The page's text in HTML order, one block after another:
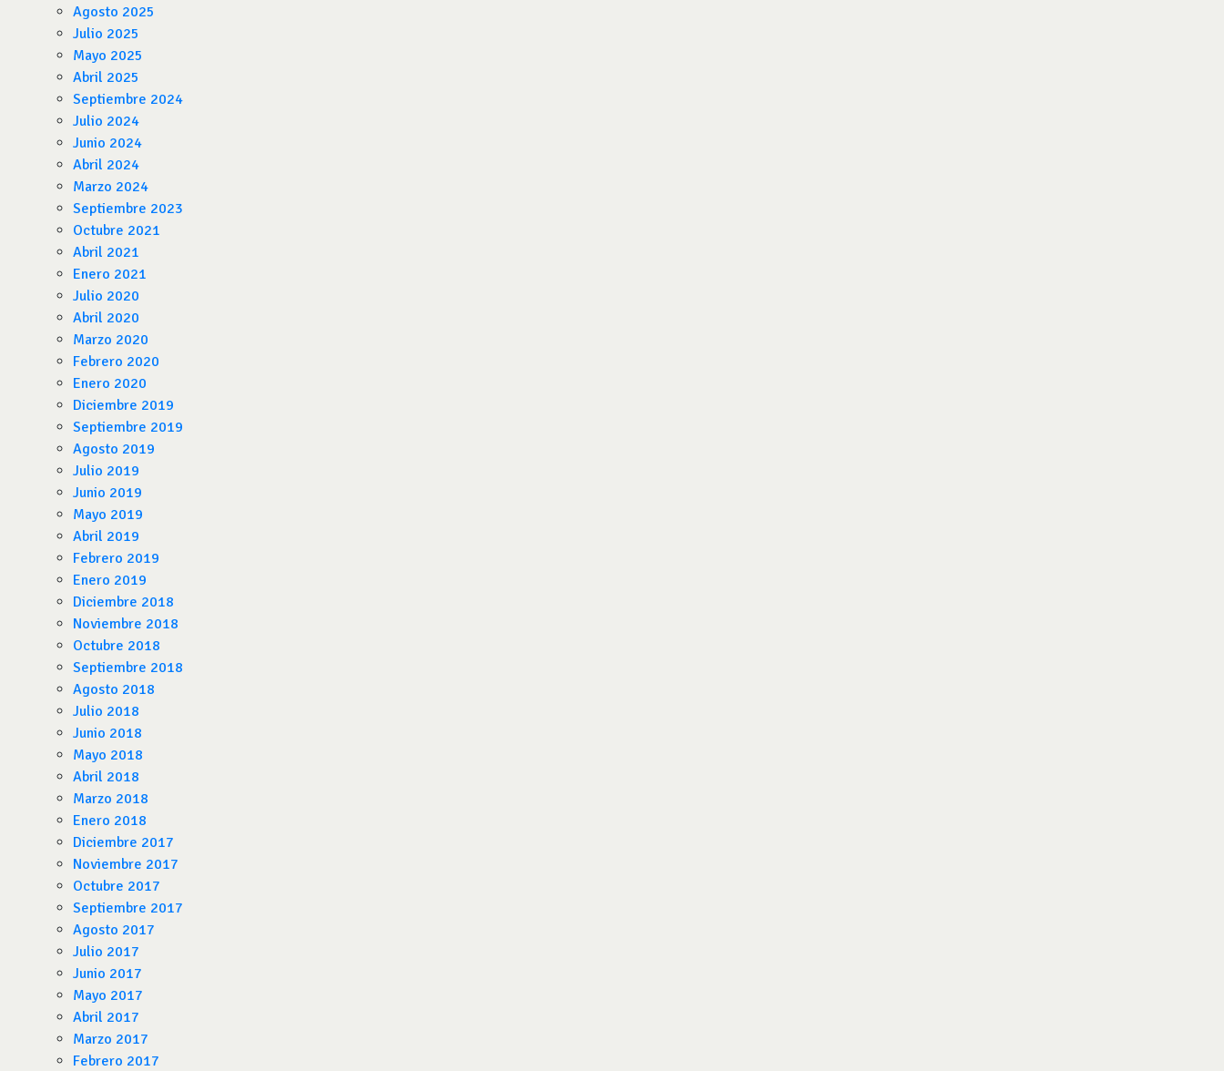
Agosto 2025
Julio 2025
Mayo 2025
Abril 2025
Septiembre 2024
Julio 2024
Junio 2024
Abril 2024
Marzo 2024
Septiembre 2023
Octubre 2021
Abril 2021
Enero 2021
Julio 2020
Abril 2020
Marzo 2020
Febrero 2020
Enero 2020
Diciembre 2019
Septiembre 2019
Agosto 2019
Julio 2019
Junio 2019
Mayo 2019
Abril 2019
Febrero 2019
Enero 2019
Diciembre 2018
Noviembre 2018
Octubre 2018
Septiembre 2018
Agosto 2018
Julio 2018
Junio 2018
Mayo 2018
Abril 2018
Marzo 2018
Enero 2018
Diciembre 2017
Noviembre 2017
Octubre 2017
Septiembre 2017
Agosto 2017
Julio 2017
Junio 2017
Mayo 2017
Abril 2017
Marzo 2017
Febrero 2017